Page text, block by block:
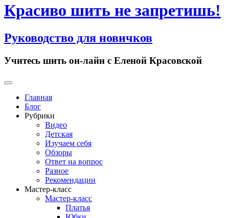
Красиво шить не запретишь!
Руководство для новичков
Учитесь шить он-лайн с Еленой Красовской
Primary
Главная
Блог
Рубрики
Видео
Детская
Изучаем себя
Обзоры
Ответ на вопрос
Разное
Рекомендации
Мастер-класс
Мастер-класс
Платья